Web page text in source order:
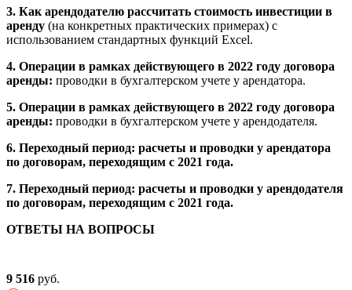
3. Как арендодателю рассчитать стоимость инвестиции в
аренду (на конкретных практических примерах) с
использованием стандартных функций Excel.
4. Операции в рамках действующего в 2022 году договора
аренды: проводки в бухгалтерском учете у арендатора.
5. Операции в рамках действующего в 2022 году договора
аренды: проводки в бухгалтерском учете у арендодателя.
6. Переходный период: расчеты и проводки у арендатора
по договорам, переходящим с 2021 года.
7. Переходный период: расчеты и проводки у арендодателя
по договорам, переходящим с 2021 года.
ОТВЕТЫ НА ВОПРОСЫ
9 516 руб.